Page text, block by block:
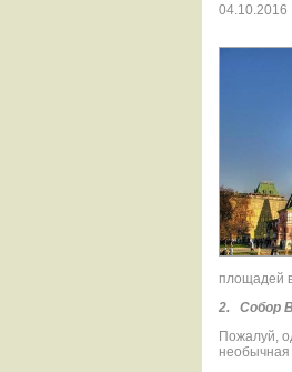
04.10.2016
площадей
2.
Собор
Пожалуй,
необычная